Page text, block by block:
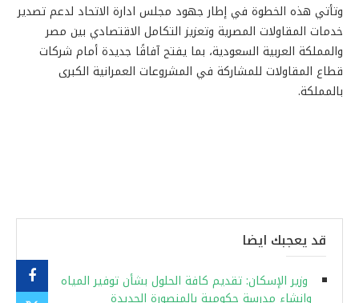
وتأتي هذه الخطوة في إطار جهود مجلس ادارة الاتحاد لدعم تصدير
خدمات المقاولات المصرية وتعزيز التكامل الاقتصادي بين مصر
والمملكة العربية السعودية، بما يفتح آفاقًا جديدة أمام شركات
قطاع المقاولات للمشاركة في المشروعات العمرانية الكبرى
بالمملكة.
قد يعجبك ايضا
وزير الإسكان: تقديم كافة الحلول بشأن توفير المياه